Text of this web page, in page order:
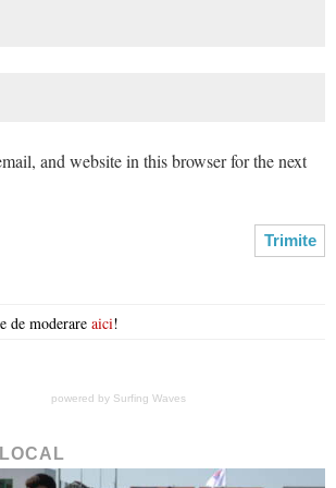
and website in this browser for the next
de moderare aici!
powered by Surfing Waves